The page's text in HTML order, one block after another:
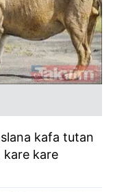
kafa tutan
kare kare